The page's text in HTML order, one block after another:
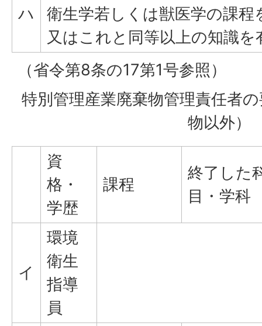
ハ
衛生学若しくは獣医学の課
又はこれと同等以上の知識
（省令第8条の17第1号参照）
特別管理産業廃棄物管理責任者
物以外）
資
格・
学歴
課程
終了した
目・学科
イ
環境
衛生
指導
員